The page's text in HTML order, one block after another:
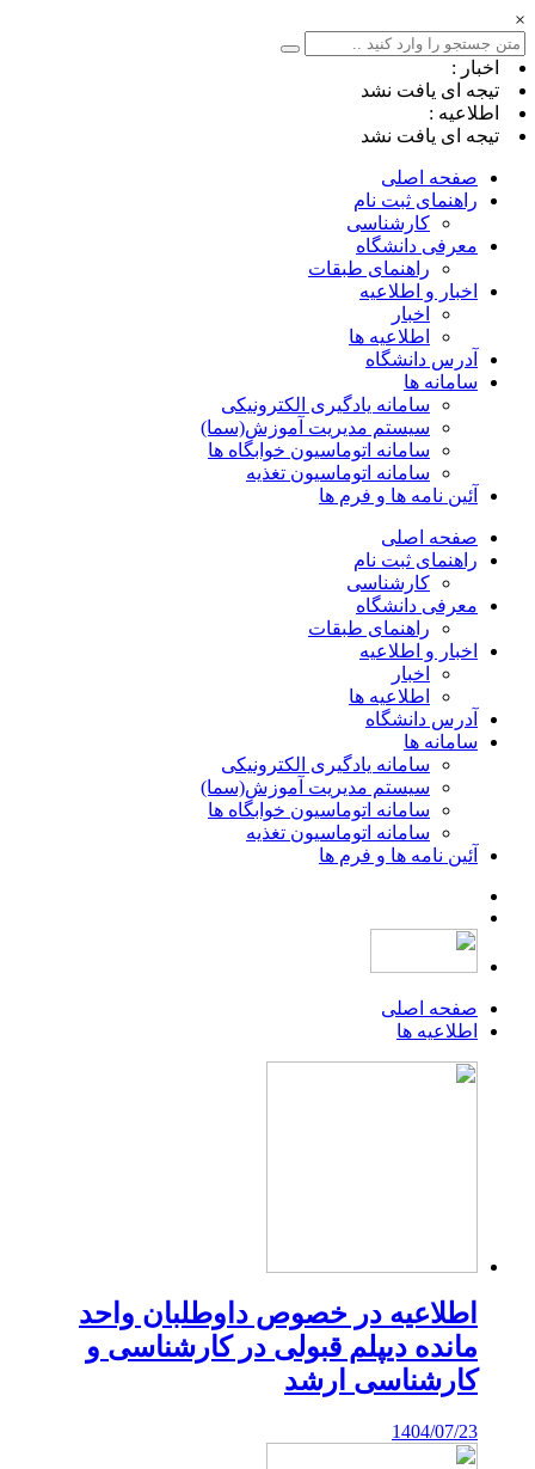
×
اخبار :
تیجه ای یافت نشد
اطلاعیه :
تیجه ای یافت نشد
صفحه اصلی
راهنمای ثبت نام
کارشناسی
معرفی دانشگاه
راهنمای طبقات
اخبار و اطلاعیه
اخبار
اطلاعیه ها
آدرس دانشگاه
سامانه ها
سامانه یادگیری الکترونیکی
سیستم مدیریت آموزش(سما)
سامانه اتوماسیون خوابگاه ها
سامانه اتوماسیون تغذیه
آئین نامه ها و فرم ها
صفحه اصلی
راهنمای ثبت نام
کارشناسی
معرفی دانشگاه
راهنمای طبقات
اخبار و اطلاعیه
اخبار
اطلاعیه ها
آدرس دانشگاه
سامانه ها
سامانه یادگیری الکترونیکی
سیستم مدیریت آموزش(سما)
سامانه اتوماسیون خوابگاه ها
سامانه اتوماسیون تغذیه
آئین نامه ها و فرم ها
صفحه اصلی
اطلاعیه ها
اطلاعیه در خصوص داوطلبان واحد
مانده دیپلم قبولی در کارشناسی و
کارشناسی ارشد
1404/07/23